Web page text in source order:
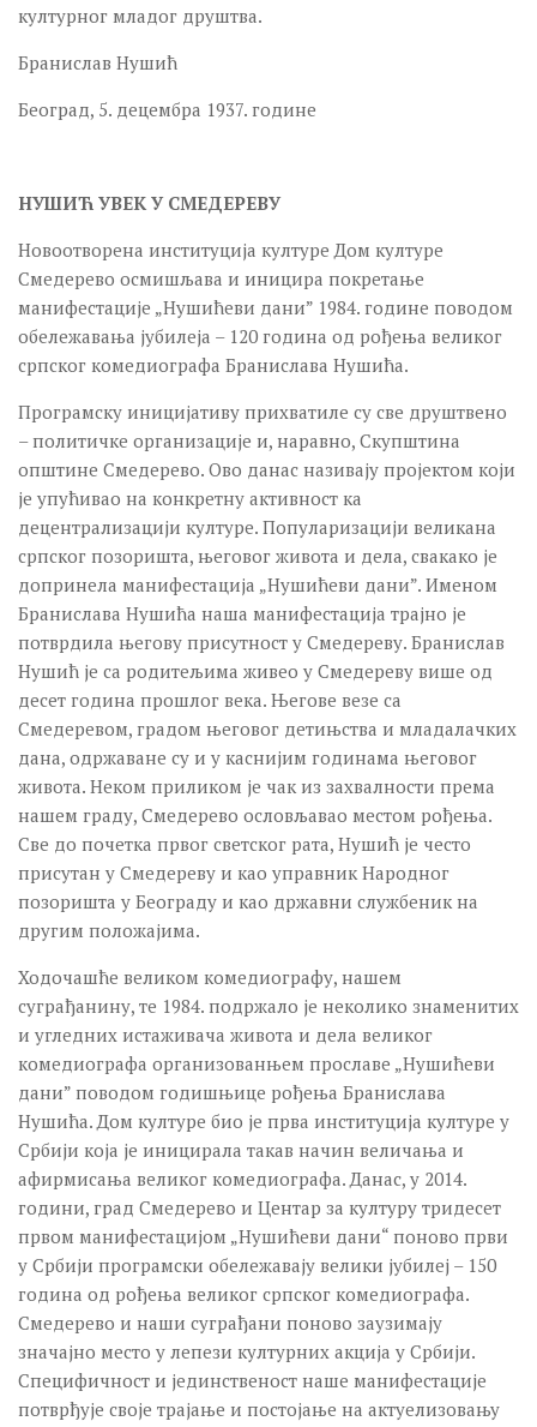
30. ГРАФИКА 2014.
Течајеви
СТУДИО БАЛЕТА
КРЕАТИВНИ КУРС ГИТАРЕ
СТУДИО ЦРТАЊА И СЛИКАЊА
ШКОЛА РАЧУНАРА
Пројекти
Продукција
Позориште ПАТОС
Позориште Бранислав Нушић
Позориште Креативни хаос
Набавке
Галерија
Контакт
културног младог друштва.
Бранислав Нушић
Београд, 5. децембра 1937. године
НУШИЋ УВЕК У СМЕДЕРЕВУ
Новоотворена институција културе Дом културе
Смедерево осмишљава и иницира покретање
манифестације „Нушићеви дани” 1984. године поводом
обележавања јубилеја – 120 година од рођења великог
српског комедиографа Бранислава Нушића.
Програмску иницијативу прихватиле су све друштвено
– политичке организације и, наравно, Скупштина
општине Смедерево. Ово данас називају пројектом који
је упућивао на конкретну активност ка
децентрализацији културе. Популаризацији великана
српског позоришта, његовог живота и дела, свакако је
допринела манифестација „Нушићеви дани”. Именом
Бранислава Нушића наша манифестација трајно је
потврдила његову присутност у Смедереву. Бранислав
Нушић је са родитељима живео у Смедереву више од
десет година прошлог века. Његове везе са
Смедеревом, градом његовог детињства и младалачких
дана, одржаване су и у каснијим годинама његовог
живота. Неком приликом је чак из захвалности према
нашем граду, Смедерево ословљавао местом рођења.
Све до почетка првог светског рата, Нушић је често
присутан у Смедереву и као управник Народног
позоришта у Београду и као државни службеник на
другим положајима.
Ходочашће великом комедиографу, нашем
суграђанину, те 1984. подржало је неколико знаменитих
и угледних истаживача живота и дела великог
комедиографа организованњем прославе „Нушићеви
дани” поводом годишњице рођења Бранислава
Нушића. Дом културе био је прва институција културе у
Србији која је иницирала такав начин величања и
афирмисања великог комедиографа. Данас, у 2014.
години, град Смедерево и Центар за културу тридесет
првом манифестацијом „Нушићеви дани“ поново први
у Србији програмски обележавају велики јубилеј – 150
година од рођења великог српског комедиографа.
Смедерево и наши суграђани поново заузимају
значајно место у лепези културних акција у Србији.
Специфичност и јединственост наше манифестације
потврђује своје трајање и постојање на актуелизовању